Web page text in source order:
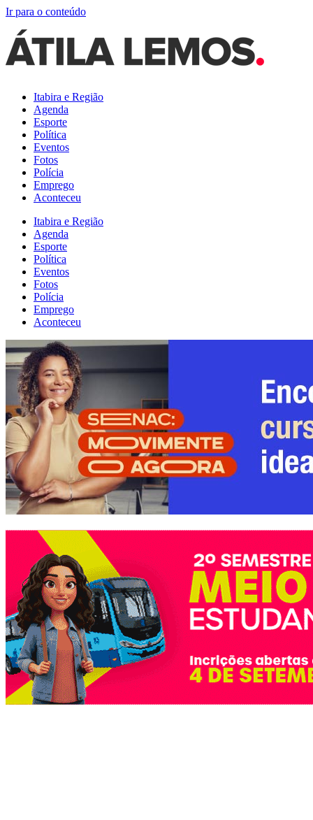
Ir para o conteúdo
Itabira e Região
Agenda
Esporte
Política
Eventos
Fotos
Polícia
Emprego
Aconteceu
Itabira e Região
Agenda
Esporte
Política
Eventos
Fotos
Polícia
Emprego
Aconteceu